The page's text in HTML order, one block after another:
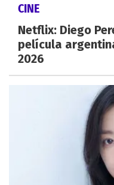
CINE
Netflix: Diego
película
2026